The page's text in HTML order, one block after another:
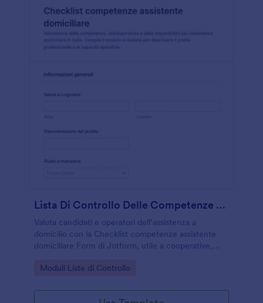
Lista Di Controllo Delle Competenze Dell'Assistente Sanitario Domestico Form
Valuta candidati e operatori dell’assistenza a
domicilio con la Checklist competenze assistente
domiciliare Form di Jotform, utile a cooperative,
profili e gestione delle risposte.
Go to Category:
Moduli Liste di Controllo